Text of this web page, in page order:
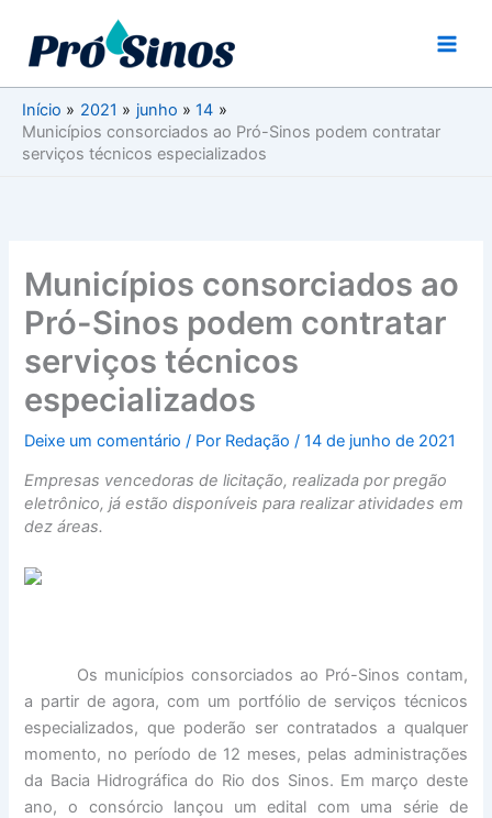
conteúdo
Início
2021 junho
14
Municípios consorciados ao Pró-Sinos podem contratar
serviços técnicos especializados
Municípios consorciados ao
Pró-Sinos podem contratar
serviços técnicos
especializados
Deixe um comentário / Por Redação/14 de junho de 2021
Empresas vencedoras de licitação, realizada por pregão
eletrônico, já estão disponíveis para realizar atividades em
dez áreas.
Os municípios consorciados ao Pró-Sinos contam,
a partir de agora, com um portfólio de serviços técnicos
especializados, que poderão ser contratados a qualquer
momento, no período de 12 meses, pelas administrações
da Bacia Hidrográfica do Rio dos Sinos. Em março deste
ano, o consórcio lançou um edital com uma série de